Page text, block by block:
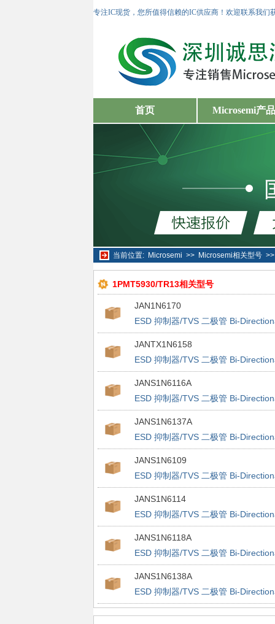
专注IC现货，您所值得信赖的IC供应商！欢迎联系我们
首页 Microsemi产
当前位置: Microsemi >> Microsemi相关型号
1PMT5930/TR13相关型号
JAN1N6170
ESD 抑制器/TVS 二极管 Bi-
TVS
JANTX1N6158
ESD 抑制器/TVS 二极管 Bi-
TVS
JANS1N6116A
ESD 抑制器/TVS 二极管 Bi-
TVS
JANS1N6137A
ESD 抑制器/TVS 二极管 Bi-
TVS
JANS1N6109
ESD 抑制器/TVS 二极管 Bi-
TVS
JANS1N6114
ESD 抑制器/TVS 二极管 Bi-
TVS
JANS1N6118A
ESD 抑制器/TVS 二极管 Bi-
TVS
JANS1N6138A
ESD 抑制器/TVS 二极管 Bi-
TVS